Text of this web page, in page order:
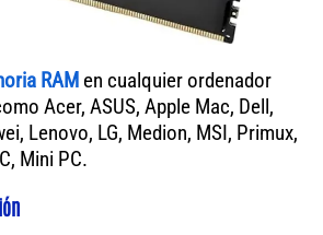
RAM en cualquier ordenador
Acer, ASUS, Apple Mac, Dell,
Lenovo, LG, Medion, MSI, Primux,
Mini PC.